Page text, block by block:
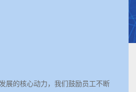
展的核心动力，我们鼓励员工不断